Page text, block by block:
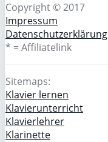
Copyright © 2017
Impressum
Datenschutzerklärung
* = Affiliatelink
Sitemaps:
Klavier lernen
Klavierunterricht
Klavierlehrer
Klarinette